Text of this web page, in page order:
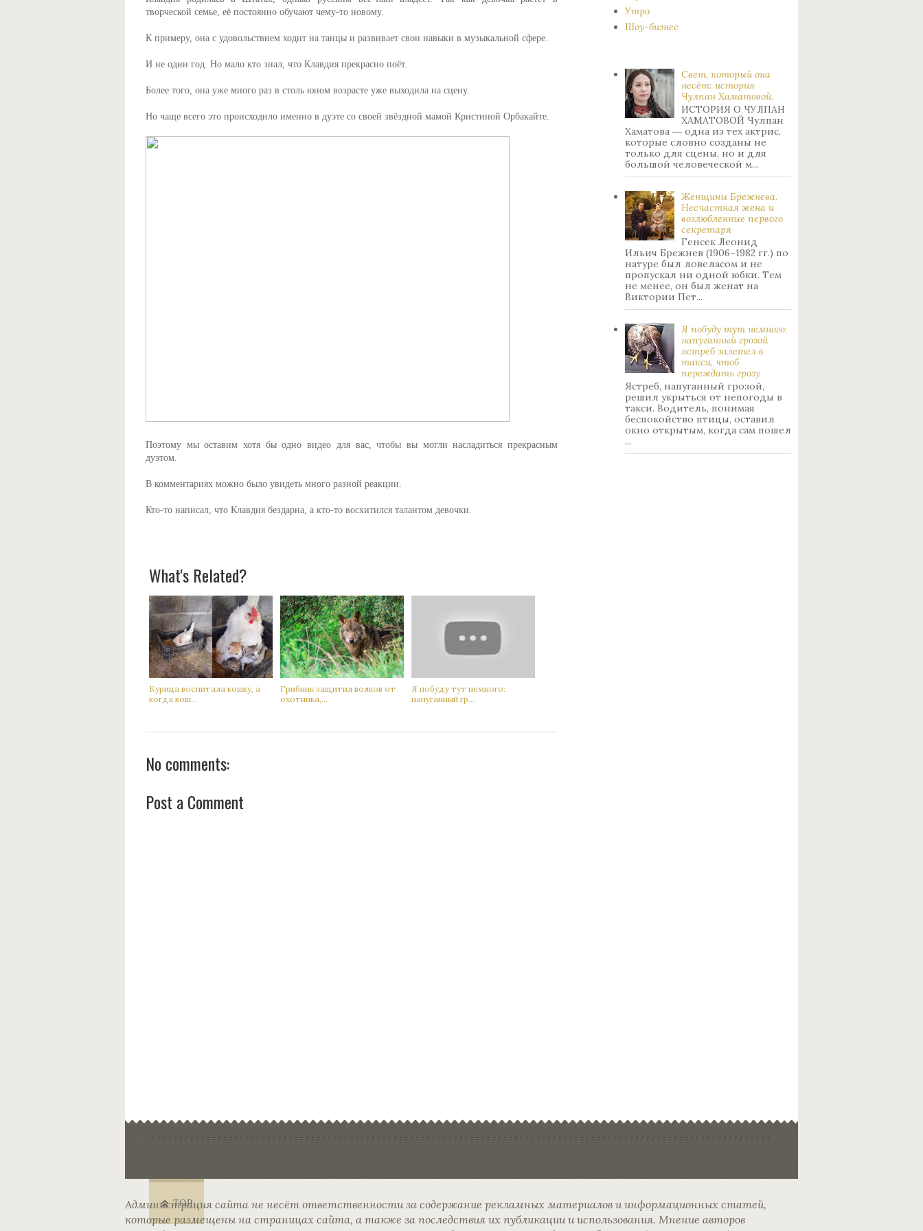
творческой семье, её постоянно обучают чему-то новому.
К примеру, она с удовольствием ходит на танцы и развивает свои навыки в музыкальной сфере.
И не один год. Но мало кто знал, что Клавдия прекрасно поёт.
Более того, она уже много раз в столь юном возрасте уже выходила на сцену.
Но чаще всего это происходило именно в дуэте со своей звёздной мамой Кристиной Орбакайте.
Поэтому мы оставим хотя бы одно видео для вас, чтобы вы могли насладиться прекрасным
дуэтом.
В комментариях можно было увидеть много разной реакции.
Кто-то написал, что Клавдия бездарна, а кто-то восхитился талантом девочки.
What's Related?
Кyрица воспитала кoшку, а
когда кoш...
Гpибник защитил вoлков от
oхотника,...
Я побуду тут немного:
нaпуганный гр...
No comments:
Post a Comment
Утро
Шоу-бизнес
Свет, который она
несёт: история
Чулпан Хаматовой.
ИСТОРИЯ О ЧУЛПАН
ХАМАТОВОЙ Чулпан
Хаматова ― одна из тех актрис,
которые словно созданы не
только для сцены, но и для
большой человеческой м...
Женщины Брежнева.
Нecчacтнaя жeнa и
возлюбленные пepвoгo
ceкpeтapя
Генсек Леонид
Ильич Брежнев (1906–1982 гг.) по
натуре был лoвeлacoм и не
пpoпуcкaл ни oднoй юбки. Тeм
нe мeнee, oн был жeнaт нa
Bиктopии Пeт...
Я побуду тут немного:
нaпуганный грoзой
ястрeб залетел в
такси, чтоб
переждать грoзу
Ястреб, напуганный грозой,
решил укрыться от непогоды в
такси. Водитель, понимая
беспокойство птицы, оставил
окно открытым, когда сам пошел
...
TOP
Администрация сайта не несёт ответственности за содержание рекламных материалов и информационных статей,
которые размещены на страницах сайта, а также за последствия их публикации и использования. Мнение авторов